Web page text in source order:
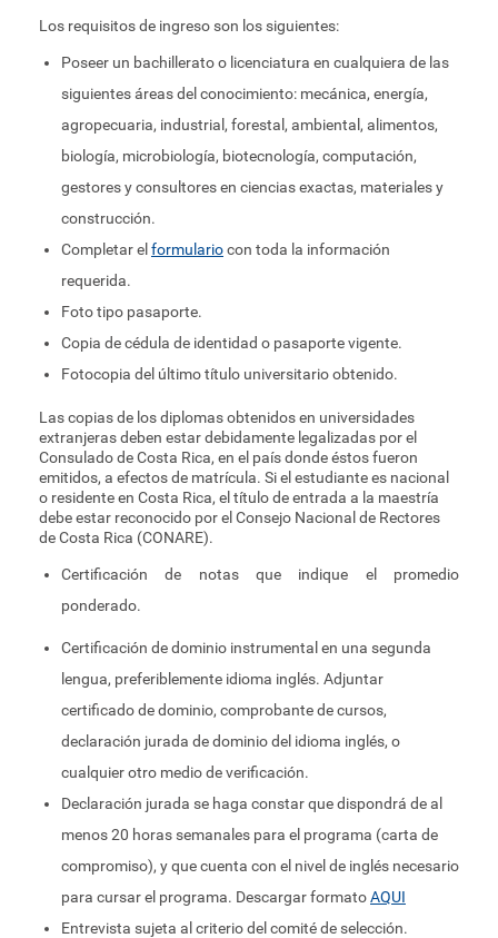
Los requisitos de ingreso son los siguientes:
Poseer un bachillerato o licenciatura en cualquiera de las
siguientes áreas del conocimiento: mecánica, energía,
agropecuaria, industrial, forestal, ambiental, alimentos,
biología, microbiología, biotecnología, computación,
gestores y consultores en ciencias exactas, materiales y
construcción.
Completar el formulariocon toda la información
requerida.
Foto tipo pasaporte.
Copia de cédula de identidad o pasaporte vigente.
Fotocopia del último título universitario obtenido.
Las copias de los diplomas obtenidos en universidades
extranjeras deben estar debidamente legalizadas por el
Consulado de Costa Rica, en el país donde éstos fueron
emitidos, a efectos de matrícula. Si el estudiante es nacional
o residente en Costa Rica, el título de entrada a la maestría
debe estar reconocido por el Consejo Nacional de Rectores
de Costa Rica (CONARE).
Certificación de notas que indique el promedio
ponderado.
Certificación de dominio instrumental en una segunda
lengua, preferiblemente idioma inglés. Adjuntar
certificado de dominio, comprobante de cursos,
declaración jurada de dominio del idioma inglés, o
cualquier otro medio de verificación.
Declaración jurada se haga constar que dispondrá de al
menos 20 horas semanales para el programa (carta de
compromiso), y que cuenta con el nivel de inglés necesario
para cursar el programa. Descargar formatoAQUI
Entrevista sujeta al criterio del comité de selección.